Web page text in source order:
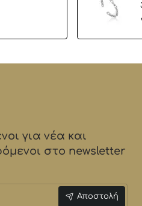
για νέα και
στο newsletter
Αποστολή